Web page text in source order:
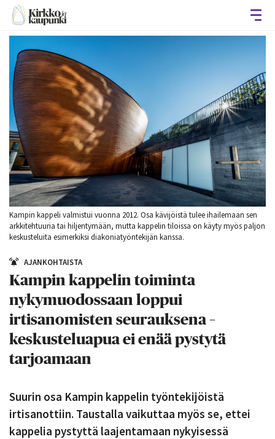
Kampin kappeli valmistui vuonna 2012. Osa kävijöistä tulee ihailemaan sen
arkkitehtuuria tai hiljentymään, mutta kappelin tiloissa on käyty myös paljon
keskusteluita esimerkiksi diakoniatyöntekijän kanssa.
AJANKOHTAISTA
Kampin kappelin toiminta
nykymuodossaan loppui
irtisanomisten seurauksena –
keskusteluapua ei enää pystytä
tarjoamaan
Suurin osa Kampin kappelin työntekijöistä
irtisanottiin. Taustalla vaikuttaa myös se, ettei
kappelia pystyttä laajentamaan nykyisessä